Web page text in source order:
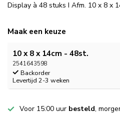
Display à 48 stuks I Afm. 10 x 8 x
Maak een keuze
10 x 8 x 14cm - 48st.
2541643598
Backorder
Levertijd 2-3 weken
Voor 15:00 uur besteld,